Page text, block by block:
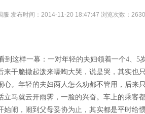
服 发布时间：2014-11-20 18:47:47 浏览次数：2630
这样一幕：一对年轻的夫妇领着一个4、5
来干脆撒起泼来嚎啕大哭，说是哭，其实也
心。年轻的夫妇两人怎么劝都不管用，后来
立马就云开雨霁，一脸的兴奋。车上的乘客
始闹，闹到父母妥协为止，其实都是平时给